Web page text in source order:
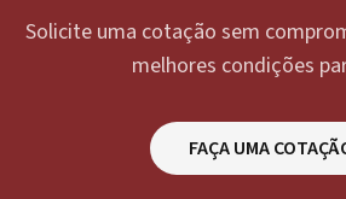
Solicite uma cotação sem
melhores condições
FAÇA UMA